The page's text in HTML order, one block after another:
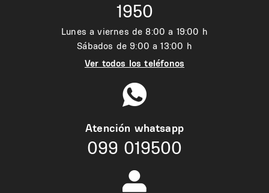
1950
Lunes a viernes de 8:00 a 19:00 h
Sábados de 9:00 a 13:00 h
Ver todos los teléfonos
Atención whatsapp
099 019500